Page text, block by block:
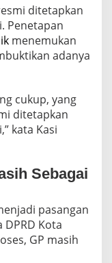
ditetapkan
Penetapan
menemukan
adanya
cukup, yang
ditetapkan
kata Kasi
Sebagai
pasangan
DPRD Kota
GP masih